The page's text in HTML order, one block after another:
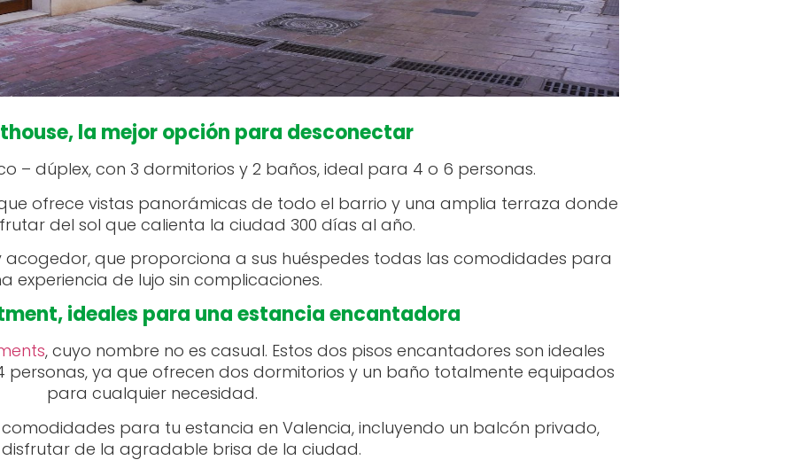
la mejor opción para desconectar
– dúplex, con 3 dormitorios y 2 baños, ideal para 4 o 6 personas.
ofrece vistas panorámicas de todo el barrio y una amplia terraza donde
del sol que calienta la ciudad 300 días al año.
que proporciona a sus huéspedes todas las comodidades para
experiencia de lujo sin complicaciones.
ideales para una estancia encantadora
, cuyo nombre no es casual. Estos dos pisos encantadores son ideales
ya que ofrecen dos dormitorios y un baño totalmente equipados
para cualquier necesidad.
para tu estancia en Valencia, incluyendo un balcón privado,
de la agradable brisa de la ciudad.